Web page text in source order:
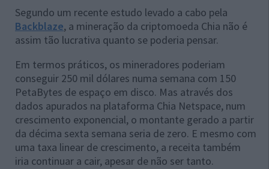
Segundo um recente estudo levado a cabo pela
Backblaze, a mineração da criptomoeda Chia não é
assim tão lucrativa quanto se poderia pensar.
Em termos práticos, os mineradores poderiam
conseguir 250 mil dólares numa semana com 150
PetaBytes de espaço em disco. Mas através dos
dados apurados na plataforma Chia Netspace, num
crescimento exponencial, o montante gerado a partir
da décima sexta semana seria de zero. E mesmo com
uma taxa linear de crescimento, a receita também
iria continuar a cair, apesar de não ser tanto.